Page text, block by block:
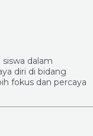
dalam
diri di bidang
fokus dan percaya